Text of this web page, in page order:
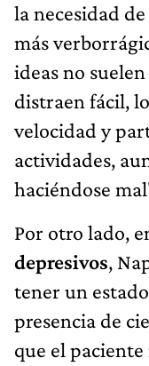
la necesidad
más
ideas no
distraen fácil,
velocidad y
actividades,
haciéndose
Por otro lado,
depresivos,
tener un
presencia de
que el paciente